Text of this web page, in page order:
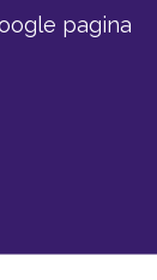
pagina